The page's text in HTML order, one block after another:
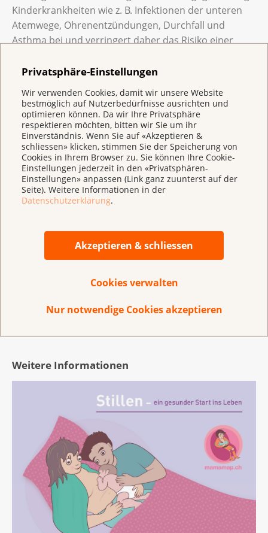
Privatsphäre-Einstellungen
Wir verwenden Cookies, damit wir unsere Website
bestmöglich auf Nutzerbedürfnisse ausrichten und
optimieren können. Da wir Ihre Privatsphäre
respektieren möchten, bitten wir Sie um ihr
Einverständnis. Wenn Sie auf «Akzeptieren &
schliessen» klicken, stimmen Sie der Speicherung von
Cookies in Ihrem Browser zu. Sie können Ihre Cookie-
Einstellungen jederzeit in den «Privatsphären-
Einstellungen» anpassen (Link ganz zuunterst auf der
Seite). Weitere Informationen in der
Datenschutzerklärung.
Akzeptieren & schliessen
Cookies verwalten
Nur notwendige Cookies akzeptieren
Kinderkrankheiten wie z. B. Infektionen der unteren
Atemwege, Ohrenentzündungen, Durchfall und
Asthma bei und verringert daher das Risiko einer
aufgrund von allergischen und ansteckenden
chronische Erkrankungen im späteren Leben wie
Bluthochdruck, hohe Cholesterinwerte, Fettleibigkeit
und Typ-2-Diabetes und wirkt sich günstig auf die
kognitive Entwicklung des Kindes aus. Im Vergleich zu
Kindern, die mit Flaschennahrung gefüttert wurden,
kommt es bei gestillten Kindern eher zu einer den
Standards der Weltgesundheitsorganisation (WHO)
entsprechenden Gewichtszunahme im Kindesalter
Gewichtszunahme im späteren Wachstum – was
beides mit einem geringeren Risiko für Übergewicht
Quelle: International Agency for Reseach on Cancer:
Weitere Informationen